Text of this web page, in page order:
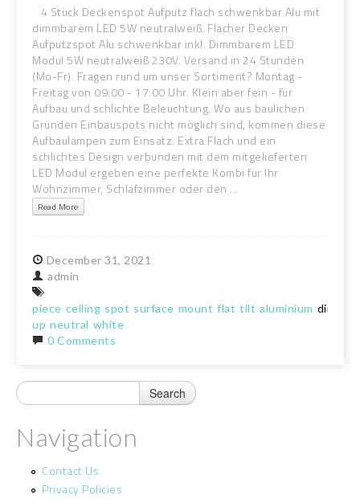
4 Stück Deckenspot Aufputz flach schwenkbar Alu mit
dimmbarem LED 5W neutralweiß. Flacher Decken
Aufputzspot Alu schwenkbar inkl. Dimmbarem LED
Modul 5W neutralweiß 230V. Versand in 24 Stunden
(Mo-Fr). Fragen rund um unser Sortiment? Montag -
Freitag von 09:00 - 17:00 Uhr. Klein aber fein - für
Aufbau und schlichte Beleuchtung. Wo aus baulichen
Gründen Einbauspots nicht möglich sind, kommen diese
Aufbaulampen zum Einsatz. Extra Flach und ein
schlichtes Design verbunden mit dem mitgelieferten
LED Modul ergeben eine perfekte Kombi für Ihr
Wohnzimmer, Schlafzimmer oder den ...
Read More
December 31, 2021
admin
piece ceiling spot surface mount flat tilt aluminium dimm
up neutral white
0 Comments
Navigation
Contact Us
Privacy Policies